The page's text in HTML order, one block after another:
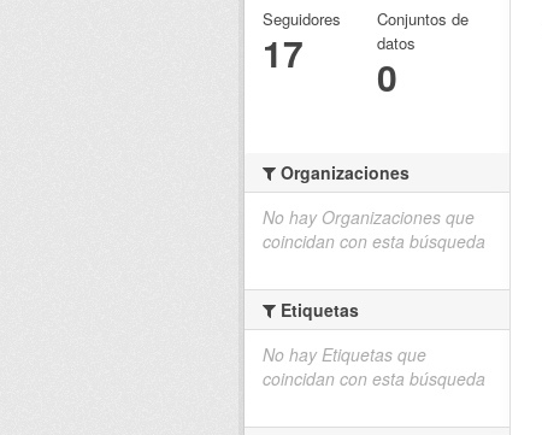
Seguidores
17
Conjuntos de
datos
0
Organizaciones
No hay Organizaciones que
coincidan con esta búsqueda
Etiquetas
No hay Etiquetas que
coincidan con esta búsqueda